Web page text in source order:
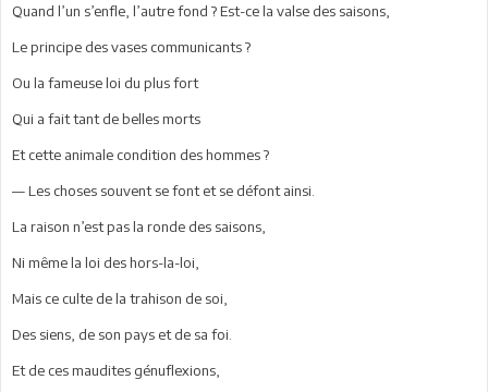
Quand l’un s’enfle, l’autre fond ? Est-ce la valse des saisons,
Le principe des vases communicants ?
Ou la fameuse loi du plus fort
Qui a fait tant de belles morts
Et cette animale condition des hommes ?
— Les choses souvent se font et se défont ainsi.
La raison n’est pas la ronde des saisons,
Ni même la loi des hors-la-loi,
Mais ce culte de la trahison de soi,
Des siens, de son pays et de sa foi.
Et de ces maudites génuflexions,